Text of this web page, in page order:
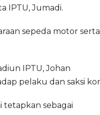
IPTU, Jumadi.
sepeda motor serta
IPTU, Johan
pelaku dan saksi
tetapkan sebagai